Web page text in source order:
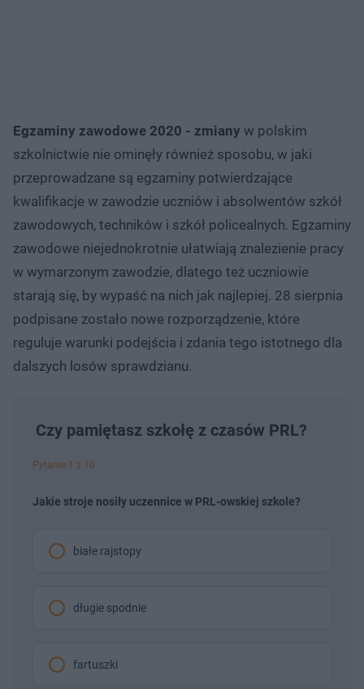
Egzaminy zawodowe 2020 - zmiany w polskim
szkolnictwie nie ominęły również sposobu, w jaki
przeprowadzane są egzaminy potwierdzające
kwalifikacje w zawodzie uczniów i absolwentów szkół
zawodowych, techników i szkół policealnych. Egzaminy
zawodowe niejednokrotnie ułatwiają znalezienie pracy
w wymarzonym zawodzie, dlatego też uczniowie
starają się, by wypaść na nich jak najlepiej. 28 sierpnia
podpisane zostało nowe rozporządzenie, które
reguluje warunki podejścia i zdania tego istotnego dla
dalszych losów sprawdzianu.
Czy pamiętasz szkołę z czasów PRL?
Pytanie 1 z 10
Jakie stroje nosiły uczennice w PRL-owskiej szkole?
białe rajstopy
długie spodnie
fartuszki